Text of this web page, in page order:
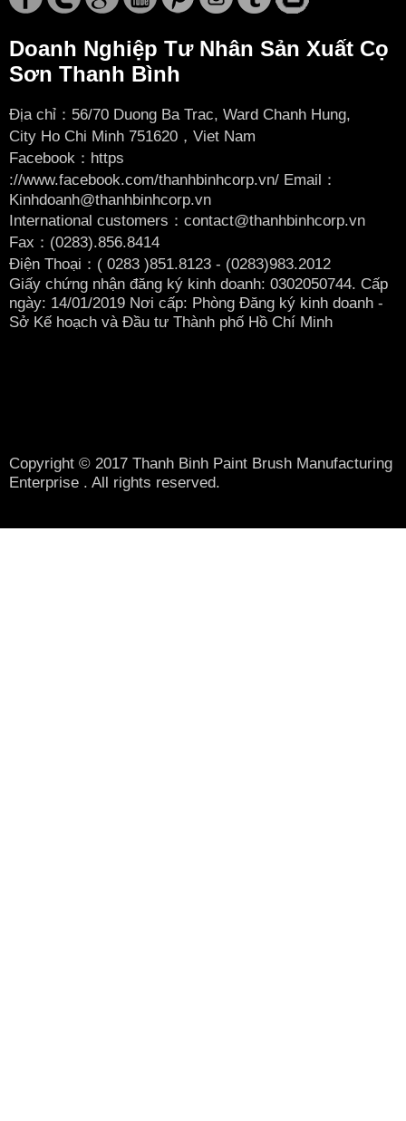
Doanh Nghiệp Tư Nhân Sản Xuất Cọ
Sơn Thanh Bình
Địa chỉ：56/70 Duong Ba Trac, Ward Chanh Hung,
City Ho Chi Minh 751620，Viet Nam
Facebook： https
://www.facebook.com/thanhbinhcorp.vn/ Email：
Kinhdoanh@thanhbinhcorp.vn
International customers：contact@thanhbinhcorp.vn
Fax：(0283).856.8414
Điện Thoại：( 0283 )851.8123 - (0283)983.2012
Giấy chứng nhận đăng ký kinh doanh: 0302050744. Cấp
ngày: 14/01/2019 Nơi cấp: Phòng Đăng ký kinh doanh -
Sở Kế hoạch và Đầu tư Thành phố Hồ Chí Minh
Copyright © 2017 Thanh Binh Paint Brush Manufacturing
Enterprise . All rights reserved.